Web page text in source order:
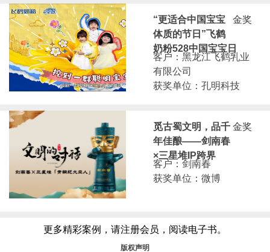
金奖
“更适合中国宝宝
体质的节日”飞鹤
奶粉528中国宝宝日
客户：黑龙江飞鹤乳业
有限公司
获奖单位：孔明科技
金奖
觅古蜀文明，品千
年佳酿——剑南春
×三星堆IP跨界
客户：剑南春
获奖单位：微博
更多精彩案例，请注册会员，阅读电子书。
版权声明